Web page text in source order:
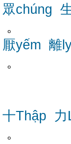
眾chúng
。
厭yếm 離
。
十Thập
。